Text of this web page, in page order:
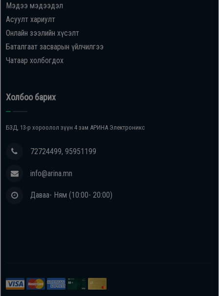
Мэдээ мэдээдэл
Асуулт хариулт
Онлайн зээлийн хүсэлт
Баталгаат засварын үйлчилгээ
Чатаар холбогдох
Холбоо барих
БЗД, 13-р хороолол зүүн 4 зам АРИНА Электроникс
72724499, 95951199
info@arina.mn
Даваа- Ням (10:00- 20:00)